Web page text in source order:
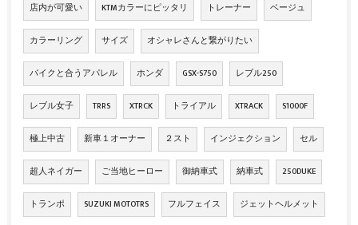
店内が可愛い KTMカラーにピッタリ トレーナー ベージュ
カラーリング サイズ オシャレさんと繋がりたい
バイクと合うアパレル ホンダ GSX-S750 レブル250
レブル女子 TRRS XTRCK トライアル XTRACK S1000F
極上中古 新車１オーナー ２スト インジェクション セル
超人ネイガー ご当地ヒーロー 御納車式 納車式 250DUKE
トランポ SUZUKI MOTOTRS フルフェイス ジェットヘルメット